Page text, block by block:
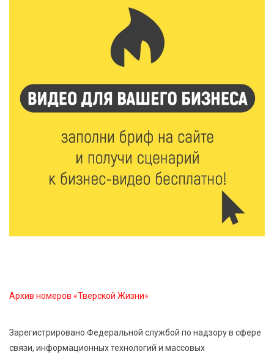
Арбуз без риска: на что обратить внимание при
покупке — советы Роскачества
8 Авг 2026 10:21 714
Виталий Королев рассказал о доступном спорте
для жителей Верхневолжья
«Эстафету чемпионов» провели на площади
Оленинского Дома культуры
день
7 Авг 2026 23:02 535
В Тверской области стартовала четвертая смена:
Архив номеров «Тверской Жизни»
Зарегистрировано Федеральной службой по надзору в сфере
связи, информационных технологий и массовых